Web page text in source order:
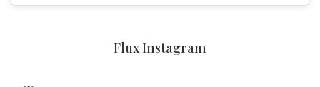
Flux Instagram